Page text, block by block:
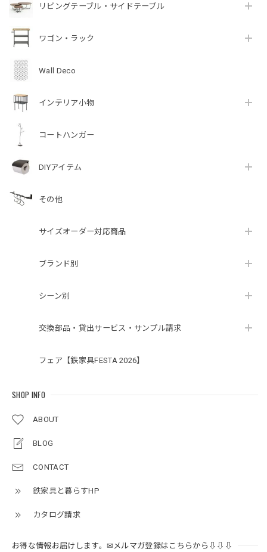
リビングテーブル・サイドテーブル
ワゴン・ラック
Wall Deco
インテリア小物
コートハンガー
DIYアイテム
その他
サイズオーダー対応商品
ブランド別
シーン別
交換部品・貸出サービス・サンプル請求
フェア【鉄家具FESTA 2026】
SHOP INFO
ABOUT
BLOG
CONTACT
鉄家具と暮らすHP
カタログ請求
お得な情報お届けします。✉メルマガ登録はこちらから⇩⇩⇩